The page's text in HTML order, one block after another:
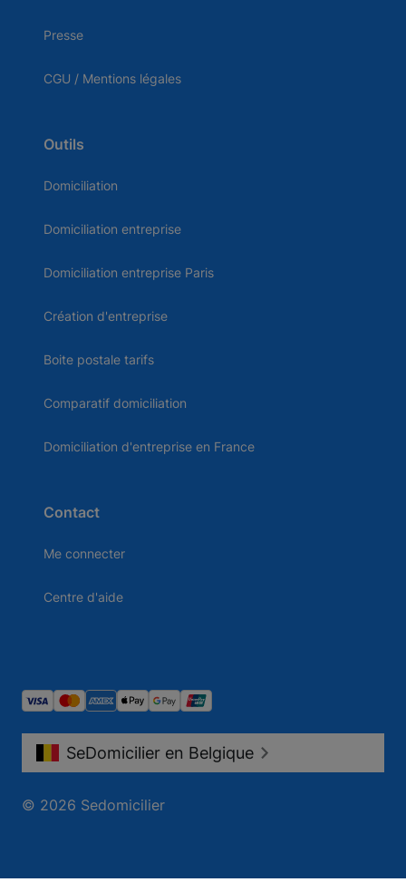
Presse
CGU / Mentions légales
Outils
Domiciliation
Domiciliation entreprise
Domiciliation entreprise Paris
Création d'entreprise
Boite postale tarifs
Comparatif domiciliation
Domiciliation d'entreprise en France
Contact
Me connecter
Centre d'aide
© 2026 Sedomicilier
SeDomicilier en Belgique